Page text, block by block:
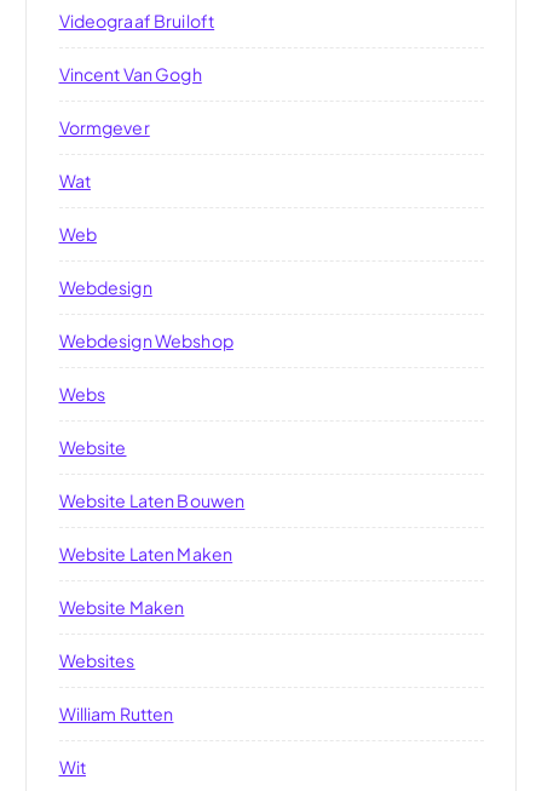
Videograaf Bruiloft
Vincent Van Gogh
Vormgever
Wat
Web
Webdesign
Webdesign Webshop
Webs
Website
Website Laten Bouwen
Website Laten Maken
Website Maken
Websites
William Rutten
Wit